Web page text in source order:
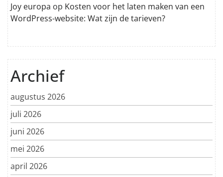
Joy europa op Kosten voor het laten maken van een
WordPress-website: Wat zijn de tarieven?
Archief
augustus 2026
juli 2026
juni 2026
mei 2026
april 2026